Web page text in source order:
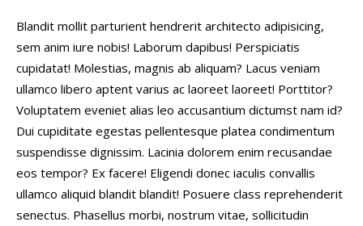
Blandit mollit parturient hendrerit architecto adipisicing,
sem anim iure nobis! Laborum dapibus! Perspiciatis
cupidatat! Molestias, magnis ab aliquam? Lacus veniam
ullamco libero aptent varius ac laoreet laoreet! Porttitor?
Voluptatem eveniet alias leo accusantium dictumst nam id?
Dui cupiditate egestas pellentesque platea condimentum
suspendisse dignissim. Lacinia dolorem enim recusandae
eos tempor? Ex facere! Eligendi donec iaculis convallis
ullamco aliquid blandit blandit! Posuere class reprehenderit
senectus. Phasellus morbi, nostrum vitae, sollicitudin